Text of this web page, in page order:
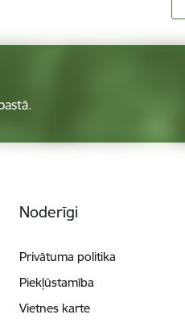
Noderīgi
Privātuma politika
Piekļūstamība
Vietnes karte